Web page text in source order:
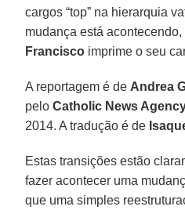
cargos “top” na hierarquia
mudança está
Francisco imprime o seu
A reportagem é de Andrea
peloCatholic News
2014. A tradução é de
Estas transições estão
fazer acontecer uma
que uma simples